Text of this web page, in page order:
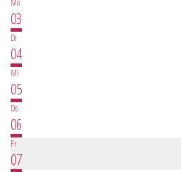
Mo
03
Di
04
Mi
05
Do
06
Fr
07